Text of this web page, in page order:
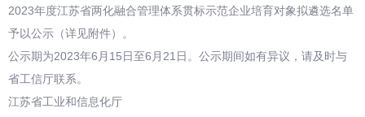
2023年度江苏省两化融合管理体系贯标示范企业培育对象拟遴选名单
予以公示（详见附件）。
公示期为2023年6月15日至6月21日。公示期间如有异议，请及时与
省工信厅联系。
江苏省工业和信息化厅